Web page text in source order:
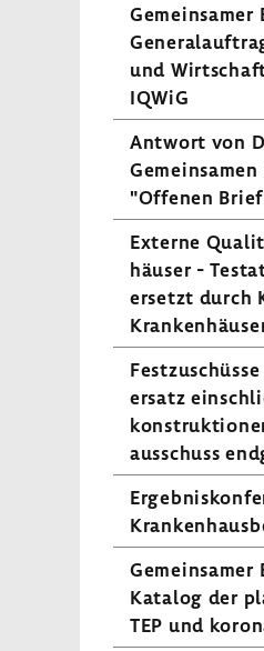
Gemein­samer
und
IQWiG
Antwort von
"Offenen
Externe
häuser -
ersetzt durch
ersatz
aus­schuss
Gemein­samer
Katalog der
TEP und